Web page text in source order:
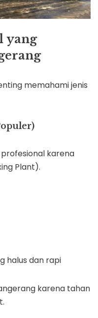
yang
memahami jenis
karena
Plant).
halus dan rapi
karena tahan